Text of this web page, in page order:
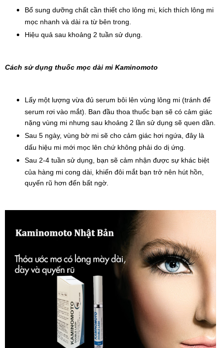
Bổ sung dưỡng chất cần thiết cho lông mi, kích thích lông mi
mọc nhanh và dài ra từ bên trong.
Hiệu quả sau khoảng 2 tuần sử dụng.
Cách sử dụng thuốc mọc dài mi Kaminomoto
Lấy một lượng vừa đủ serum bôi lên vùng lông mi (tránh để
serum rơi vào mắt). Ban đầu thoa thuốc bạn sẽ có cảm giác
nặng vùng mi nhưng sau khoảng 2 lần sử dụng sẽ quen dần.
Sau 5 ngày, vùng bờ mi sẽ cho cảm giác hơi ngứa, đây là
dấu hiệu mi mới mọc lên chứ không phải do dị ứng.
Sau 2-4 tuần sử dụng, bạn sẽ cảm nhận được sự khác biệt
của hàng mi cong dài, khiến đôi mắt bạn trở nên hút hồn,
quyến rũ hơn đến bất ngờ.